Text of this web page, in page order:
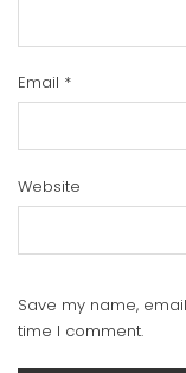
Email *
Website
Save my name,
time I comment.